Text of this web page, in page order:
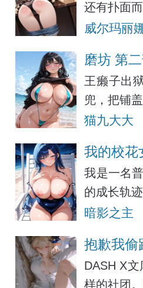
还有扑面
威尔玛丽
磨坊 第
王癞子出
兜，把铺
猫九大大
我的校花
我是一名
的成长轨
暗影之主
抱歉我偷
DASH X
样的社团